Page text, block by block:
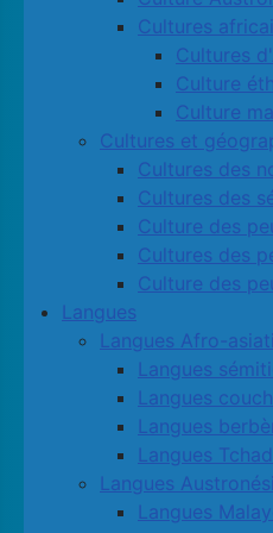
Cultures
Cultures
Culture
Culture
Cultures et
Cultures des
Cultures des
Culture des
Cultures des
Culture des
Langues
Langues Afro-
Langues
Langues
Langues
Langues
Langues
Langues